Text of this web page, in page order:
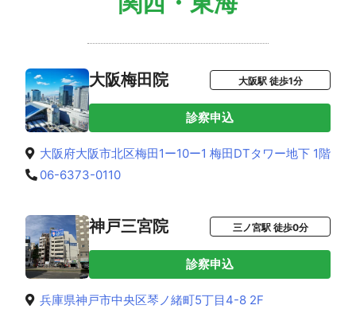
大阪梅田院 大阪駅 徒歩1分
診察申込
大阪府大阪市北区梅田1ー10ー1 梅田DTタワー地下 1階
06-6373-0110
神戸三宮院 三ノ宮駅 徒歩0分
診察申込
兵庫県神戸市中央区琴ノ緒町5丁目4-8 2F